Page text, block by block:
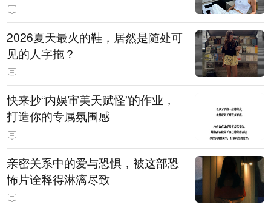
2026夏天最火的鞋，居然是随处可
见的人字拖？
快来抄“内娱审美天赋怪”的作业，
打造你的专属氛围感
亲密关系中的爱与恐惧，被这部恐
怖片诠释得淋漓尽致